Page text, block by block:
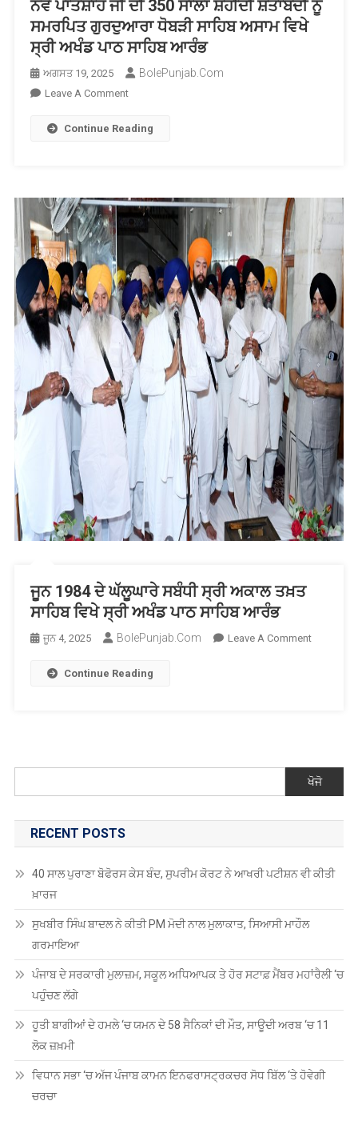
ਨੌਵੇਂ ਪਾਤਸ਼ਾਹ ਜੀ ਦੀ 350 ਸਾਲਾ ਸ਼ਹੀਦੀ ਸ਼ਤਾਬਦੀ ਨੂੰ
ਸਮਰਪਿਤ ਗੁਰਦੁਆਰਾ ਧੋਬੜੀ ਸਾਹਿਬ ਅਸਾਮ ਵਿਖੇ
ਸ੍ਰੀ ਅਖੰਡ ਪਾਠ ਸਾਹਿਬ ਆਰੰਭ
ਅਗਸਤ 19, 2025 BolePunjab.com
Leave A CommentOn
ਪਾਤਸ਼ਾਹ
ਸਾਲਾ
ਸ਼ਹੀਦੀ
ਸ਼ਤਾਬਦੀ
ਸਮਰਪਿਤ
ਗੁਰਦੁਆਰਾ
ਧੋਬੜੀ
ਸਾਹਿਬ
ਅਸਾਮ
ਵਿਖੇ
ਸ੍ਰੀ
ਅਖੰਡ
ਆਰੰਭ
Continue Reading
ਜੂਨ 1984 ਦੇ ਘੱਲੂਘਾਰੇ ਸਬੰਧੀ ਸ੍ਰੀ ਅਕਾਲ ਤਖ਼ਤ
ਸਾਹਿਬ ਵਿਖੇ ਸ੍ਰੀ ਅਖੰਡ ਪਾਠ ਸਾਹਿਬ ਆਰੰਭ
ਜੂਨ 4, 2025 BolePunjab.com Leave A CommentOn
ਅਕਾਲ
ਤਖ਼ਤ
ਵਿਖੇ
ਪਾਠ
ਆਰੰਭ
Continue Reading
ਖੋਜੋ
RECENT POSTS
40 ਸਾਲ ਪੁਰਾਣਾ ਬੋਫੋਰਸ ਕੇਸ ਬੰਦ, ਸੁਪਰੀਮ ਕੋਰਟ ਨੇ ਆਖਰੀ ਪਟੀਸ਼ਨ ਵੀ ਕੀਤੀ
ਖ਼ਾਰਜ
ਸੁਖਬੀਰ ਸਿੰਘ ਬਾਦਲ ਨੇ ਕੀਤੀ PM ਮੋਦੀ ਨਾਲ ਮੁਲਾਕਾਤ, ਸਿਆਸੀ ਮਾਹੌਲ
ਗਰਮਾਇਆ
ਪੰਜਾਬ ਦੇ ਸਰਕਾਰੀ ਮੁਲਾਜ਼ਮ, ਸਕੂਲ ਅਧਿਆਪਕ ਤੇ ਹੋਰ ਸਟਾਫ਼ ਮੈਂਬਰ ਮਹਾਂਰੈਲੀ ‘ਚ
ਪਹੁੰਚਣ ਲੱਗੇ
ਹੂਤੀ ਬਾਗੀਆਂ ਦੇ ਹਮਲੇ ‘ਚ ਯਮਨ ਦੇ 58 ਸੈਨਿਕਾਂ ਦੀ ਮੌਤ, ਸਾਊਦੀ ਅਰਬ ‘ਚ 11
ਲੋਕ ਜ਼ਖ਼ਮੀ
ਵਿਧਾਨ ਸਭਾ ‘ਚ ਅੱਜ ਪੰਜਾਬ ਕਾਮਨ ਇਨਫਰਾਸਟ੍ਰਕਚਰ ਸੋਧ ਬਿੱਲ ‘ਤੇ ਹੋਵੇਗੀ
ਚਰਚਾ